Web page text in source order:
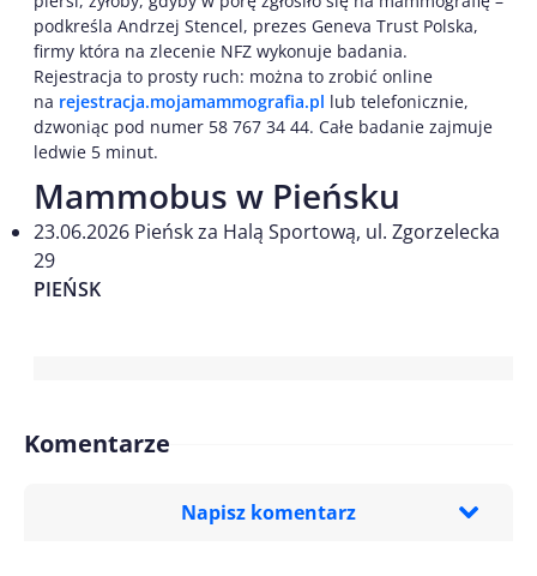
podkreśla Andrzej Stencel, prezes Geneva Trust Polska,
firmy która na zlecenie NFZ wykonuje badania.
Rejestracja to prosty ruch: można to zrobić online
na rejestracja.mojamammografia.pl lub telefonicznie,
dzwoniąc pod numer 58 767 34 44. Całe badanie zajmuje
ledwie 5 minut.
Mammobus w Pieńsku
23.06.2026 Pieńsk za Halą Sportową, ul. Zgorzelecka
29
PIEŃSK
Komentarze
Napisz komentarz